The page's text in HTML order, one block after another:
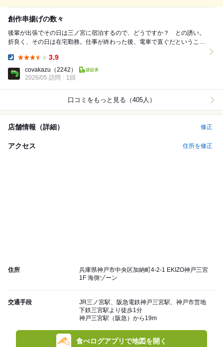
創作串揚げの数々
後輩が出張でその日は三ノ宮に宿泊するので、どうですか？ との誘い。
折良く、その日は在宅勤務。仕事が終わった後、電車で直ぐだということ
3.9
covakazu （2242）
2026/05 訪問
1回
口コミをもっと見る（405人）
店舗情報（詳細） 修正
アクセス 住所を修正
住所
兵庫県神戸市中央区加納町4-2-1 EKIZO神戸三宮
1F 海側ゾーン
交通手段
JR三ノ宮駅、阪急電鉄神戸三宮駅、神戸市営地
下鉄三宮駅より徒歩1分
神戸三宮駅（阪急）から19m
食べログアプリで地図を開く